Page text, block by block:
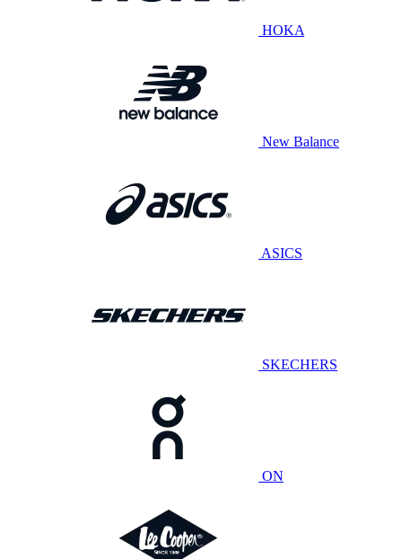
HOKA
New Balance
ASICS
SKECHERS
ON